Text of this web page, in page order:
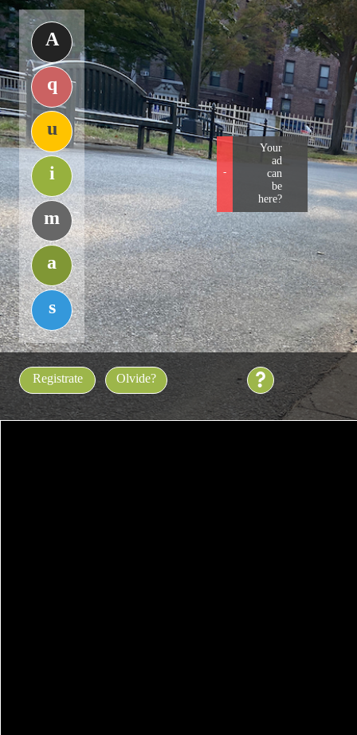
A
q
u
i
m
a
s
Your ad can be
here?
Registrate Olvide? ?